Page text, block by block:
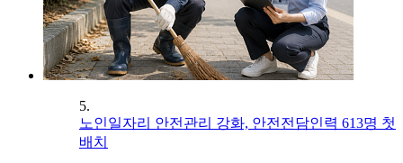
5.
노인일자리 안전관리 강화, 안전전담인력 613명 첫
배치